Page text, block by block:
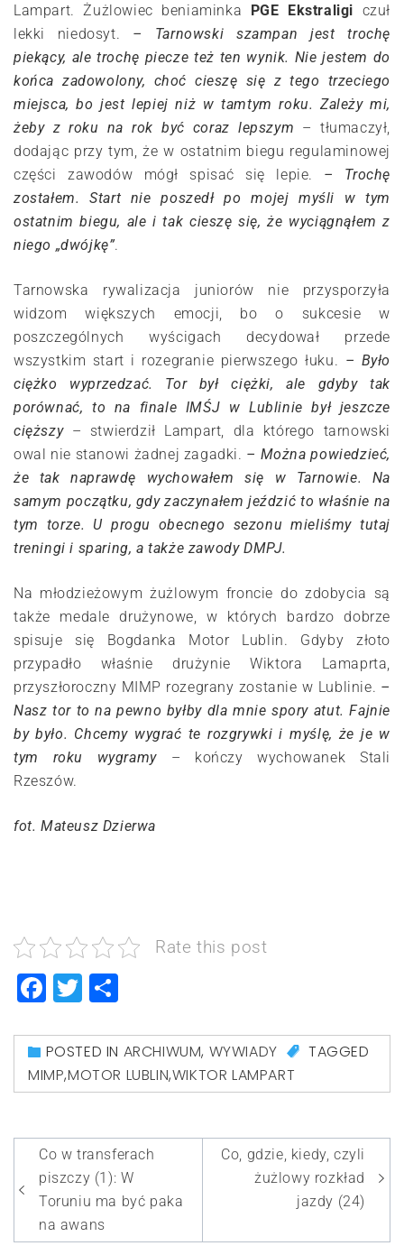
Lampart. Żużlowiec beniaminka PGE Ekstraligi czuł
lekki niedosyt. – Tarnowski szampan jest trochę
piekący, ale trochę piecze też ten wynik. Nie jestem do
końca zadowolony, choć cieszę się z tego trzeciego
miejsca, bo jest lepiej niż w tamtym roku. Zależy mi,
żeby z roku na rok być coraz lepszym – tłumaczył,
dodając przy tym, że w ostatnim biegu regulaminowej
części zawodów mógł spisać się lepie. – Trochę
zostałem. Start nie poszedł po mojej myśli w tym
ostatnim biegu, ale i tak cieszę się, że wyciągnąłem z
niego „dwójkę”.
Tarnowska rywalizacja juniorów nie przysporzyła
widzom większych emocji, bo o sukcesie w
poszczególnych wyścigach decydował przede
wszystkim start i rozegranie pierwszego łuku. – Było
ciężko wyprzedzać. Tor był ciężki, ale gdyby tak
porównać, to na finale IMŚJ w Lublinie był jeszcze
cięższy– stwierdził Lampart, dla którego tarnowski
owal nie stanowi żadnej zagadki. – Można powiedzieć,
że tak naprawdę wychowałem się w Tarnowie. Na
samym początku, gdy zaczynałem jeździć to właśnie na
tym torze. U progu obecnego sezonu mieliśmy tutaj
treningi i sparing, a także zawody DMPJ.
Na młodzieżowym żużlowym froncie do zdobycia są
także medale drużynowe, w których bardzo dobrze
spisuje się Bogdanka Motor Lublin. Gdyby złoto
przypadło właśnie drużynie Wiktora Lamaprta,
przyszłoroczny MIMP rozegrany zostanie w Lublinie. –
Nasz tor to na pewno byłby dla mnie spory atut. Fajnie
by było. Chcemy wygrać te rozgrywki i myślę, że je w
tym roku wygramy– kończy wychowanek Stali
Rzeszów.
fot. Mateusz Dzierwa
Rate this post
Facebook
Twitter
POSTED IN ARCHIWUM, WYWIADY
TAGGED
MIMP,MOTOR LUBLIN,WIKTOR LAMPART
Nawigacja
wpisu
Co w transferach
piszczy (1): W
Toruniu ma być paka
na awans
Co, gdzie, kiedy, czyli
żużlowy rozkład
jazdy (24)